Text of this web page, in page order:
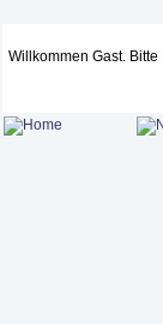
Willkommen Gast. Bitte